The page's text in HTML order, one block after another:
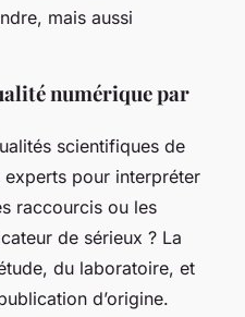
mais aussi
numérique par
scientifiques de
experts pour interpréter
raccourcis ou les
de sérieux ? La
du laboratoire, et
d’origine.